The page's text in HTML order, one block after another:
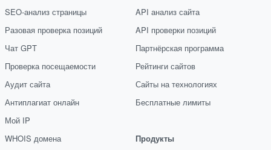
SEO-анализ страницы
Разовая проверка позиций
Чат GPT
Проверка посещаемости
Аудит сайта
Антиплагиат онлайн
Мой IP
WHOIS домена
API анализ сайта
API проверки позиций
Партнёрская программа
Рейтинги сайтов
Сайты на технологиях
Бесплатные лимиты
Продукты